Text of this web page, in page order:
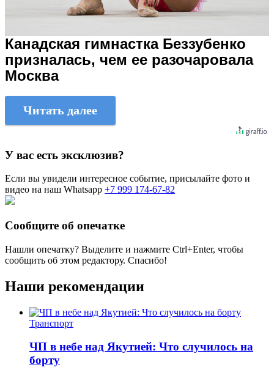
Канадская гимнастка Беззубенко
призналась, чем ее разочаровала
Москва
Читать далее
У вас есть эксклюзив?
Если вы увидели интересное событие, присылайте фото и
видео на наш Whatsapp +7 999 174-67-82
Сообщите об опечатке
Нашли опечатку? Выделите и нажмите Ctrl+Enter, чтобы
сообщить об этом редактору. Спасибо!
Наши рекомендации
Транспорт
ЧП в небе над Якутией: Что случилось на
борту